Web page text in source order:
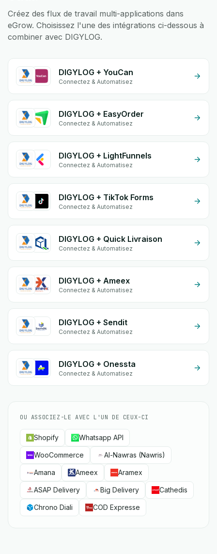
Créez des flux de travail multi-applications dans
eGrow. Choisissez l'une des intégrations ci-dessous à
combiner avec DIGYLOG.
DIGYLOG + YouCan
Connectez & Automatisez
DIGYLOG + EasyOrder
Connectez & Automatisez
DIGYLOG + LightFunnels
Connectez & Automatisez
DIGYLOG + TikTok Forms
Connectez & Automatisez
DIGYLOG + Quick Livraison
Connectez & Automatisez
DIGYLOG + Ameex
Connectez & Automatisez
DIGYLOG + Sendit
Connectez & Automatisez
DIGYLOG + Onessta
Connectez & Automatisez
OU ASSOCIEZ-LE AVEC L'UN DE CEUX-CI
Shopify Whatsapp API
WooCommerce Al-Nawras (Nawris)
Amana Ameex Aramex
ASAP Delivery Big Delivery Cathedis
Chrono Diali COD Expresse